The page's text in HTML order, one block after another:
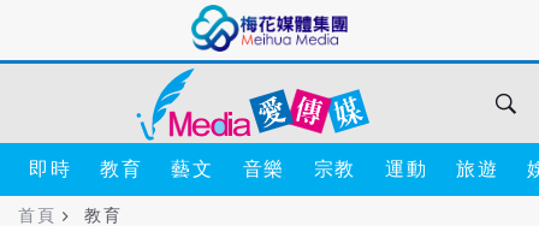
即時 教育 藝文 音樂 宗教 運動 旅遊
首頁 教育